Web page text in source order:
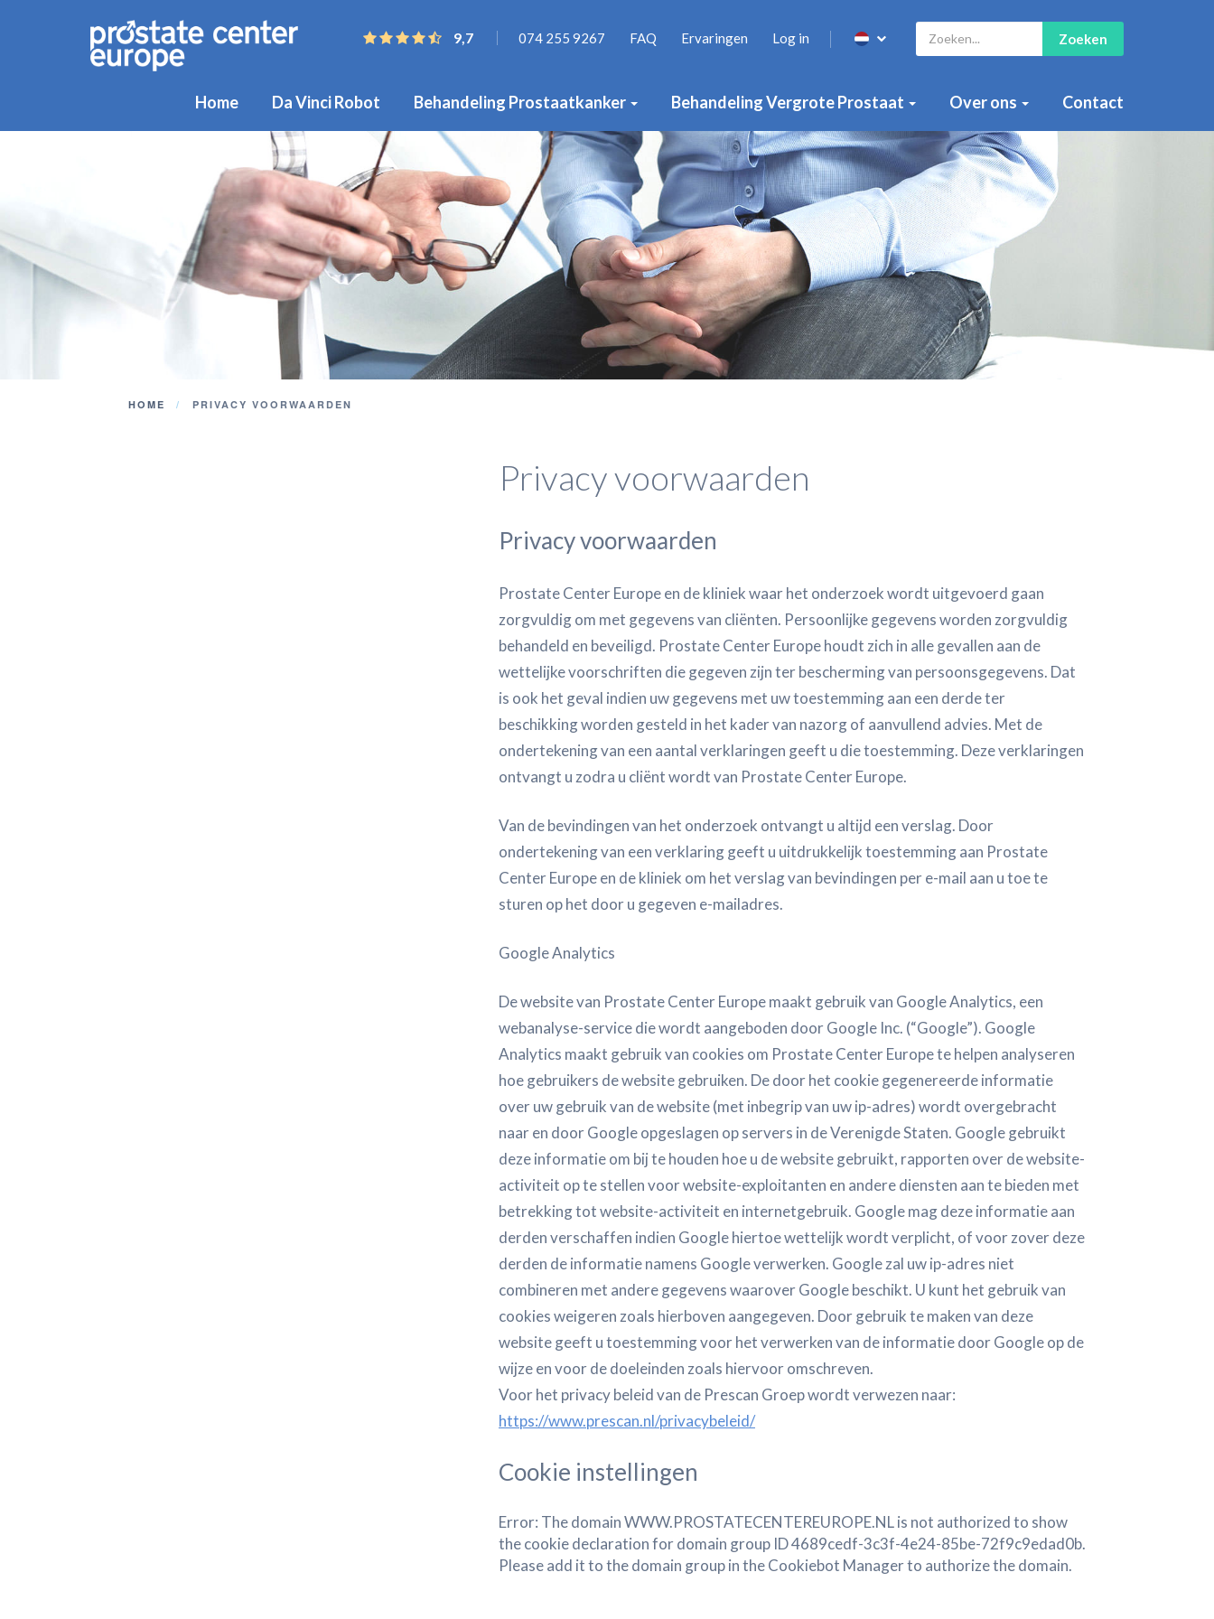
9,7 074 255 9267 FAQ Ervaringen Log in Zoeken
Home Da Vinci Robot Behandeling Prostaatkanker Behandeling Vergrote Prostaat Over ons Contact
HOME PRIVACY VOORWAARDEN
Privacy voorwaarden
Privacy voorwaarden
Prostate Center Europe en de kliniek waar het onderzoek wordt uitgevoerd gaan
zorgvuldig om met gegevens van cliënten. Persoonlijke gegevens worden zorgvuldig
behandeld en beveiligd. Prostate Center Europe houdt zich in alle gevallen aan de
wettelijke voorschriften die gegeven zijn ter bescherming van persoonsgegevens. Dat
is ook het geval indien uw gegevens met uw toestemming aan een derde ter
beschikking worden gesteld in het kader van nazorg of aanvullend advies. Met de
ondertekening van een aantal verklaringen geeft u die toestemming. Deze verklaringen
ontvangt u zodra u cliënt wordt van Prostate Center Europe.
Van de bevindingen van het onderzoek ontvangt u altijd een verslag. Door
ondertekening van een verklaring geeft u uitdrukkelijk toestemming aan Prostate
Center Europe en de kliniek om het verslag van bevindingen per e-mail aan u toe te
sturen op het door u gegeven e-mailadres.
Google Analytics
De website van Prostate Center Europe maakt gebruik van Google Analytics, een
webanalyse-service die wordt aangeboden door Google Inc. (“Google”). Google
Analytics maakt gebruik van cookies om Prostate Center Europe te helpen analyseren
hoe gebruikers de website gebruiken. De door het cookie gegenereerde informatie
over uw gebruik van de website (met inbegrip van uw ip-adres) wordt overgebracht
naar en door Google opgeslagen op servers in de Verenigde Staten. Google gebruikt
deze informatie om bij te houden hoe u de website gebruikt, rapporten over de website-
activiteit op te stellen voor website-exploitanten en andere diensten aan te bieden met
betrekking tot website-activiteit en internetgebruik. Google mag deze informatie aan
derden verschaffen indien Google hiertoe wettelijk wordt verplicht, of voor zover deze
derden de informatie namens Google verwerken. Google zal uw ip-adres niet
combineren met andere gegevens waarover Google beschikt. U kunt het gebruik van
cookies weigeren zoals hierboven aangegeven. Door gebruik te maken van deze
website geeft u toestemming voor het verwerken van de informatie door Google op de
wijze en voor de doeleinden zoals hiervoor omschreven.
Voor het privacy beleid van de Prescan Groep wordt verwezen naar:
https://www.prescan.nl/privacybeleid/
Cookie instellingen
Error: The domain WWW.PROSTATECENTEREUROPE.NL is not authorized to show
the cookie declaration for domain group ID 4689cedf-3c3f-4e24-85be-72f9c9edad0b.
Please add it to the domain group in the Cookiebot Manager to authorize the domain.